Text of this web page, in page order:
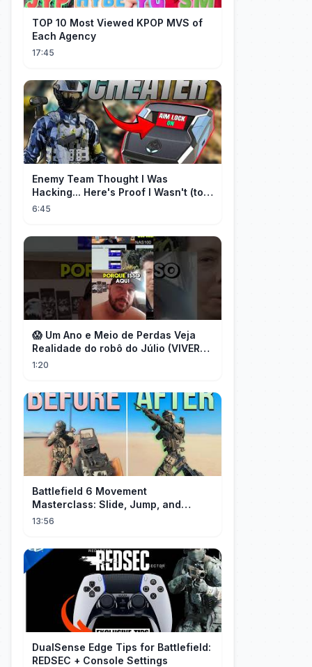
TOP 10 Most Viewed KPOP MVS of
Each Agency
17:45
Enemy Team Thought I Was
Hacking... Here's Proof I Wasn't (top
2 percent controller player)
6:45
😱 Um Ano e Meio de Perdas Veja
Realidade do robô do Júlio (VIVER
DE FOREX) desmascarado por Flávio
1:20
Battlefield 6 Movement
Masterclass: Slide, Jump, and
Combos
13:56
DualSense Edge Tips for Battlefield:
REDSEC + Console Settings